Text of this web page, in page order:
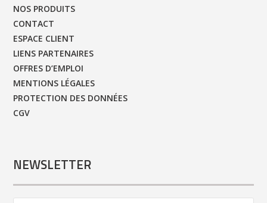
NOS PRODUITS
CONTACT
ESPACE CLIENT
LIENS PARTENAIRES
OFFRES D’EMPLOI
MENTIONS LÉGALES
PROTECTION DES DONNÉES
CGV
NEWSLETTER